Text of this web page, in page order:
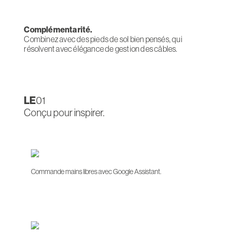
Complémentarité.
Combinez avec des pieds de sol bien pensés, qui
résolvent avec élégance de gestion des câbles.
LE01
Conçu pour inspirer.
Commande mains libres avec Google Assistant.